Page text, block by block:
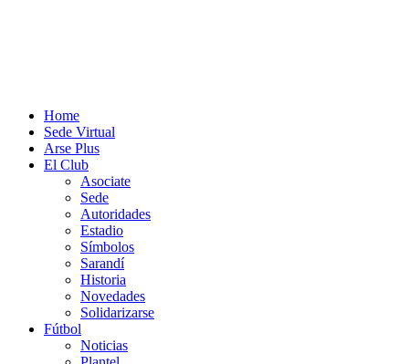
Home
Sede Virtual
Arse Plus
El Club
Asociate
Sede
Autoridades
Estadio
Símbolos
Sarandí
Historia
Novedades
Solidarizarse
Fútbol
Noticias